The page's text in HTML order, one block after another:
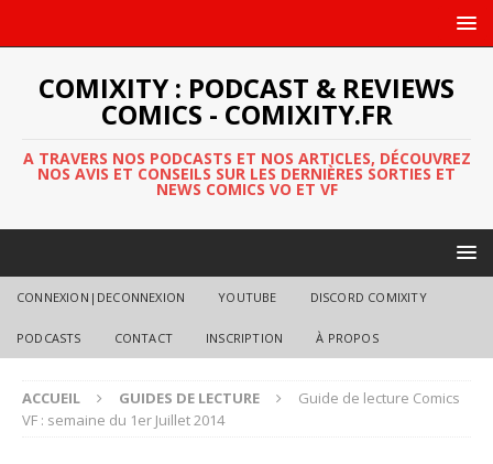
COMIXITY : PODCAST & REVIEWS
COMICS - COMIXITY.FR
A TRAVERS NOS PODCASTS ET NOS ARTICLES, DÉCOUVREZ
NOS AVIS ET CONSEILS SUR LES DERNIÈRES SORTIES ET
NEWS COMICS VO ET VF
CONNEXION|DECONNEXION YOUTUBE DISCORD COMIXITY
PODCASTS CONTACT INSCRIPTION À PROPOS
ACCUEIL GUIDES DE LECTURE
Guide de lecture Comics
VF : semaine du 1er Juillet 2014